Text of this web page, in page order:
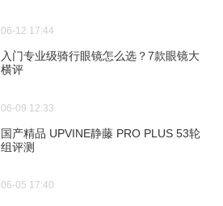
06-12 17:44
入门专业级骑行眼镜怎么选？7款眼镜大
横评
06-09 12:33
国产精品 UPVINE静藤 PRO PLUS 53轮
组评测
06-05 17:40